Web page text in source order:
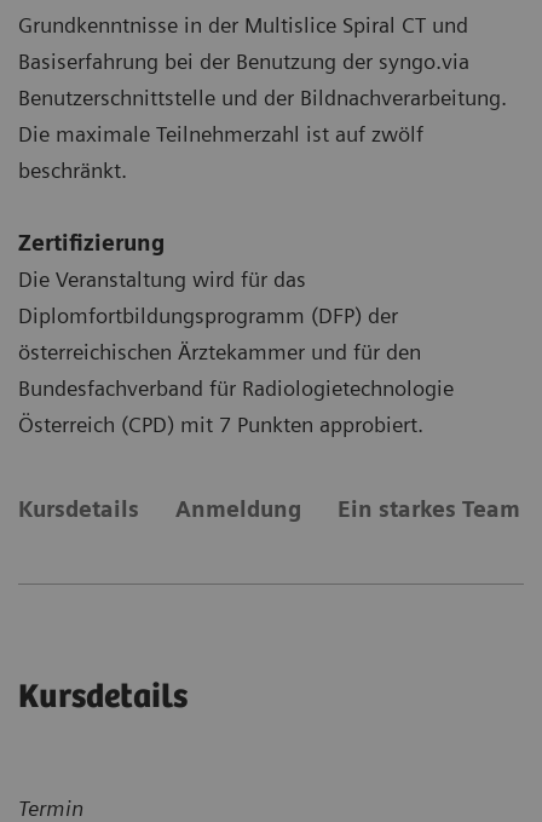
Grundkenntnisse in der Multislice Spiral CT und
Basiserfahrung bei der Benutzung der syngo.via
Benutzerschnittstelle und der Bildnachverarbeitung.
Die maximale Teilnehmerzahl ist auf zwölf
beschränkt.
Zertifizierung
Die Veranstaltung wird für das
Diplomfortbildungsprogramm (DFP) der
österreichischen Ärztekammer und für den
Bundesfachverband für Radiologietechnologie
Österreich (CPD) mit 7 Punkten approbiert.
Kursdetails Anmeldung Ein starkes Team
Kursdetails
Termin